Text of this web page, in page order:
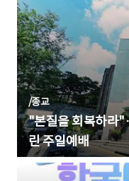
/종교
"본질을 회복하라
린 주일예배